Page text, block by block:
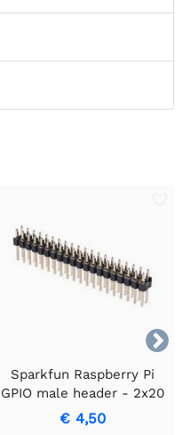

Sparkfun Raspberry Pi
GPIO male header - 2x20
€ 4,50